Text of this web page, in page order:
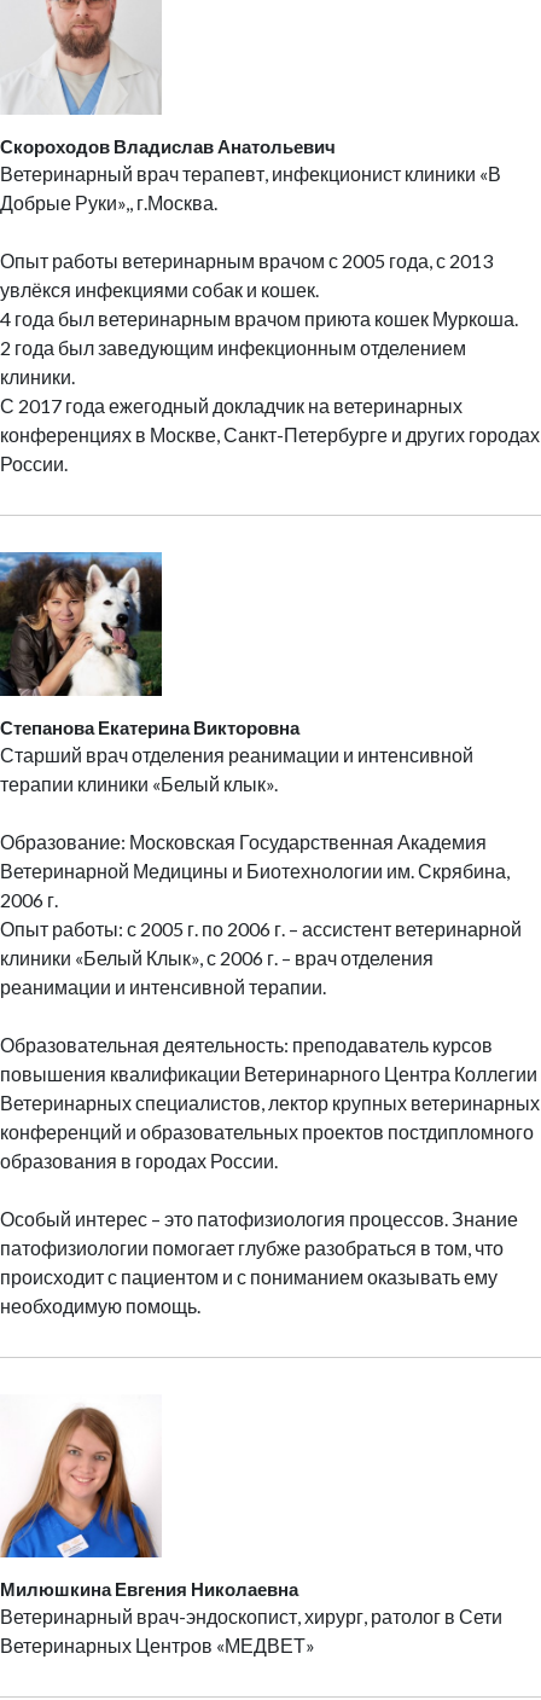
Скороходов Владислав Анатольевич
Ветеринарный врач терапевт, инфекционист клиники «В
Добрые Руки»,, г.Москва.
Опыт работы ветеринарным врачом с 2005 года, с 2013
увлёкся инфекциями собак и кошек.
4 года был ветеринарным врачом приюта кошек Муркоша.
2 года был заведующим инфекционным отделением
клиники.
С 2017 года ежегодный докладчик на ветеринарных
конференциях в Москве, Санкт-Петербурге и других городах
России.
Степанова Екатерина Викторовна
Старший врач отделения реанимации и интенсивной
терапии клиники «Белый клык».
Образование: Московская Государственная Академия
Ветеринарной Медицины и Биотехнологии им. Скрябина,
2006 г.
Опыт работы: с 2005 г. по 2006 г. – ассистент ветеринарной
клиники «Белый Клык», с 2006 г. – врач отделения
реанимации и интенсивной терапии.
Образовательная деятельность: преподаватель курсов
повышения квалификации Ветеринарного Центра Коллегии
Ветеринарных специалистов, лектор крупных ветеринарных
конференций и образовательных проектов постдипломного
образования в городах России.
Особый интерес – это патофизиология процессов. Знание
патофизиологии помогает глубже разобраться в том, что
происходит с пациентом и с пониманием оказывать ему
необходимую помощь.
Милюшкина Евгения Николаевна
Ветеринарный врач-эндоскопист, хирург, ратолог в Сети
Ветеринарных Центров «МЕДВЕТ»